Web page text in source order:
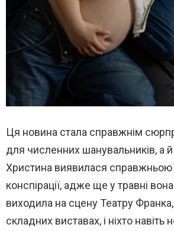
Ця новина стала справжнім
для численних шанувальників, а й
Христина виявилася
конспірації, адже ще у травні
виходила на сцену Театру
складних виставах, і ніхто навіть